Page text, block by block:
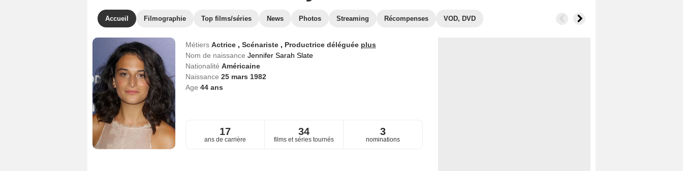
Accueil Filmographie Top films/séries News Photos Streaming Récompenses VOD, DVD
Métiers Actrice , Scénariste , Productrice déléguée plus
Nom de naissance Jennifer Sarah Slate
Nationalité Américaine
Naissance 25 mars 1982
Age 44ans
17
ans de carrière
34
films et séries tournés
3
nominations